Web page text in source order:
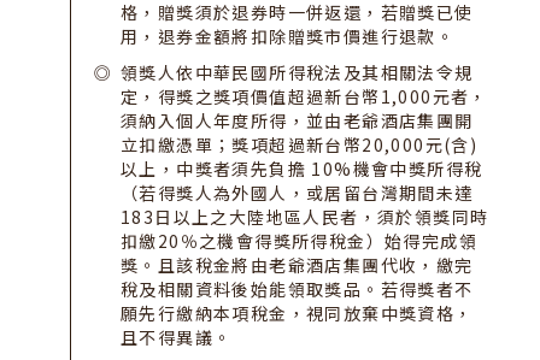
格，贈獎須於退券時一併返還，若贈獎已使
用，退券金額將扣除贈獎市價進行退款。
領獎人依中華民國所得稅法及其相關法令規
定，得獎之獎項價值超過新台幣1,000元者，
須納入個人年度所得，並由老爺酒店集團開
立扣繳憑單；獎項超過新台幣20,000元(含)
以上，中獎者須先負擔 10%機會中獎所得稅
（若得獎人為外國人，或居留台灣期間未達
183日以上之大陸地區人民者，須於領獎同時
扣繳20％之機會得獎所得稅金）始得完成領
獎。且該稅金將由老爺酒店集團代收，繳完
稅及相關資料後始能領取獎品。若得獎者不
願先行繳納本項稅金，視同放棄中獎資格，
且不得異議。